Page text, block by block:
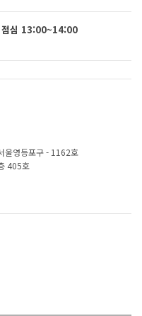
심 13:00~14:00
울영등포구 - 1162호
405호